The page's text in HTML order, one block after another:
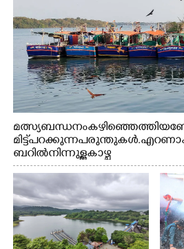
മത്സ്യബന്ധനം കഴിഞ്ഞെത്തിയ
മിട്ട് പറക്കുന്ന പരുന്തുകൾ.
ബറിൽ നിന്നുള്ള കാഴ്ച